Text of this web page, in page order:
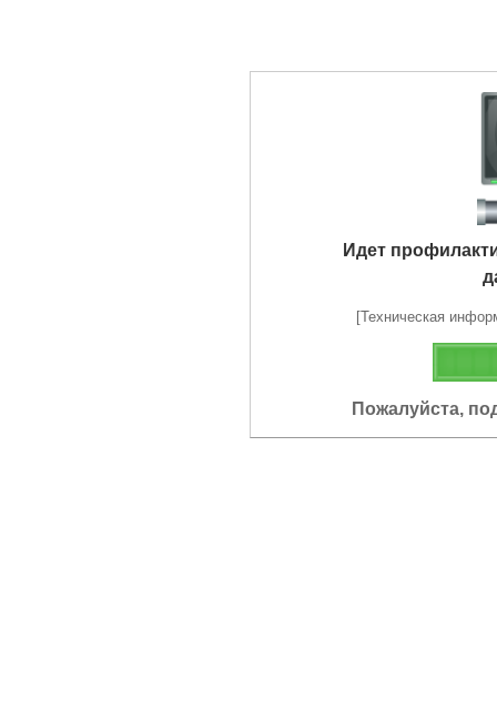
Идет
[Техническая
Пожалуйста,